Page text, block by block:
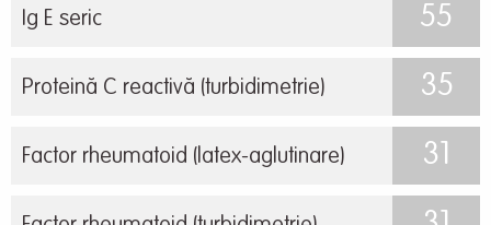
Ig E seric 55
Proteină C reactivă (turbidimetrie) 35
Factor rheumatoid (latex-aglutinare) 31